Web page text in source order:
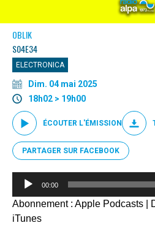
OBLIK
S04E34
ELECTRONICA
Dim. 04 mai 2025
18h02 > 19h00
ÉCOUTER L'ÉMISSION
PARTAGER SUR FACEBOOK
Lecteur
00:00
Abonnement : Apple Podcasts
iTunes